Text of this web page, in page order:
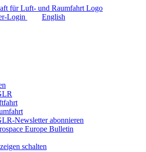
Login English
Newsletter abonnieren
Europe Bulletin
schalten